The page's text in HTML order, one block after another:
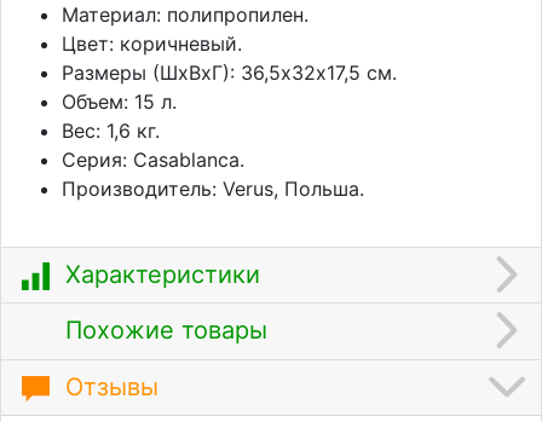
Материал: полипропилен.
Цвет: коричневый.
Размеры (ШхВхГ): 36,5х32х17,5 см.
Объем: 15 л.
Вес: 1,6 кг.
Серия: Casablanca.
Производитель: Verus, Польша.
Характеристики
Похожие товары
Отзывы